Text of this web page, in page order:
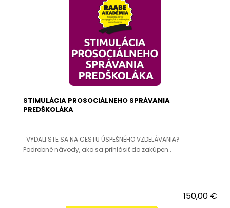
STIMULÁCIA PROSOCIÁLNEHO SPRÁVANIA
PREDŠKOLÁKA
VYDALI STE SA NA CESTU ÚSPEŠNÉHO VZDELÁVANIA?
Podrobné návody, ako sa prihlásiť do zakúpen..
150,00 €